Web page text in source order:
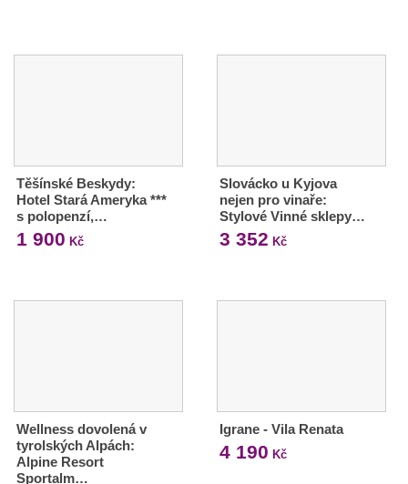
Těšínské Beskydy:
Hotel Stará Ameryka ***
s polopenzí,…
1 900 Kč
Slovácko u Kyjova
nejen pro vinaře:
Stylové Vinné sklepy…
3 352 Kč
Wellness dovolená v
tyrolských Alpách:
Alpine Resort
Sportalm…
Igrane - Vila Renata
4 190 Kč